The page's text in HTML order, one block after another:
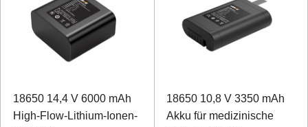
18650 14,4 V 6000 mAh
High-Flow-Lithium-Ionen-
18650 10,8 V 3350 mAh
Akku für medizinische